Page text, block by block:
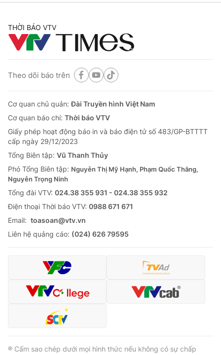
THỜI BÁO VTV
Theo dõi báo trên
Cơ quan chủ quản:Đài Truyền hình Việt Nam
Cơ quan báo chí: Thời báo VTV
Giấy phép hoạt động báo in và báo điện tử số 483/GP-BTTTT
cấp ngày 29/12/2023
Tổng Biên tập: Vũ Thanh Thủy
Phó Tổng Biên tập: Nguyễn Thị Mỹ Hạnh, Phạm Quốc Thắng,
Nguyễn Trọng Ninh
Tổng đài VTV: 024.38 355 931 - 024.38 355 932
Ðiện thoại Thời báo VTV: 0988 671 671
Email: toasoan@vtv.vn
Liên hệ quảng cáo: (024) 626 79595
® Cấm sao chép dưới mọi hình thức nếu không có sự chấp